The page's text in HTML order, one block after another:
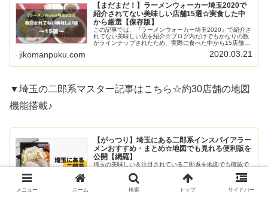
【まだまだ！】ラーメンウォーカー埼玉2020で
紹介されてない美味しい店舗15選☆実食した中
から厳選【保存版】
この記事では、『ラーメンウォーカー埼玉2020』で紹介さ
れてない美味しい店を紹介☆ブログ内だけでもかなりの数
がラインナップされたため、実際に食べた中から15店舗を
jikomanpuku.com 2020.03.21
▼埼玉の二郎系マスター記事はこちら☆約30店舗の地図
機能搭載♪
【がっつり】埼玉にある二郎系インスパイアラー
メンおすすめ・まとめ☆地図でも見れる便利版を
公開【網羅】
埼玉の美味しい＆注目されている二郎系を地図でも確認で
二郎系が見つかるのでぜひ活用してくださいね♪
jikomanpuku.com 2020.10.20
メニュー ホーム 検索 トップ サイドバー